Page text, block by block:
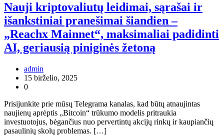
Nauji kriptovaliutų leidimai, sąrašai ir
išankstiniai pranešimai šiandien –
„Reachx Mainnet“, maksimaliai padidinti
AI, geriausią piniginės žetoną
admin
15 birželio, 2025
0
Prisijunkite prie mūsų Telegrama kanalas, kad būtų atnaujintas
naujienų aprėptis „Bitcoin“ trūkumo modelis pritraukia
investuotojus, bėgančius nuo pervertintų akcijų rinkų ir kaupiančių
pasaulinių skolų problemas. […]